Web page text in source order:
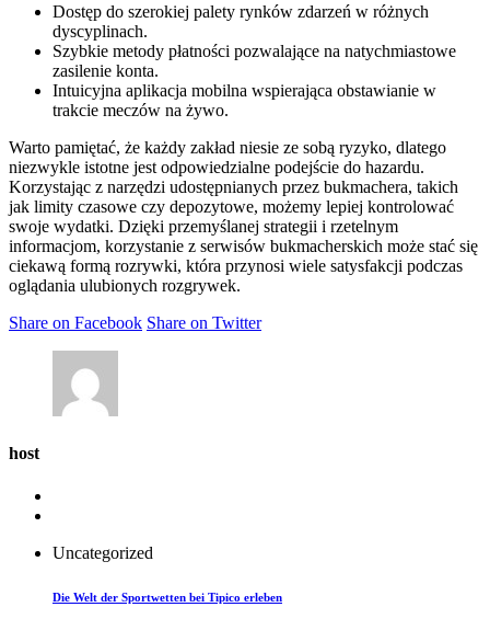
Dostęp do szerokiej palety rynków zdarzeń w różnych
dyscyplinach.
Szybkie metody płatności pozwalające na natychmiastowe
zasilenie konta.
Intuicyjna aplikacja mobilna wspierająca obstawianie w
trakcie meczów na żywo.
Warto pamiętać, że każdy zakład niesie ze sobą ryzyko, dlatego
niezwykle istotne jest odpowiedzialne podejście do hazardu.
Korzystając z narzędzi udostępnianych przez bukmachera, takich
jak limity czasowe czy depozytowe, możemy lepiej kontrolować
swoje wydatki. Dzięki przemyślanej strategii i rzetelnym
informacjom, korzystanie z serwisów bukmacherskich może stać się
ciekawą formą rozrywki, która przynosi wiele satysfakcji podczas
oglądania ulubionych rozgrywek.
Share on Facebook Share on Twitter
host
Uncategorized
Die Welt der Sportwetten bei Tipico erleben